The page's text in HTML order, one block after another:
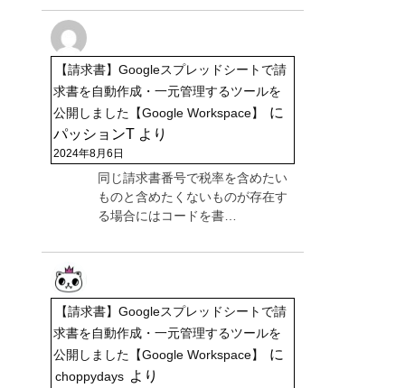
【請求書】Googleスプレッドシートで請
求書を自動作成・一元管理するツールを
公開しました【Google Workspace】
に
パッションT より
2024年8月6日
同じ請求書番号で税率を含めたい
ものと含めたくないものが存在す
る場合にはコードを書…
【請求書】Googleスプレッドシートで請
求書を自動作成・一元管理するツールを
公開しました【Google Workspace】
に
choppydays より